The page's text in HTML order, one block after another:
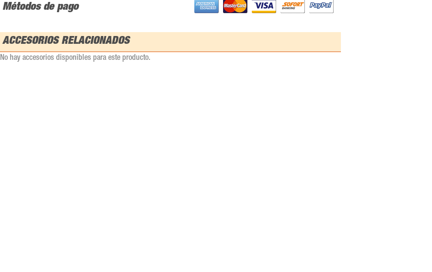
Métodos de pago
ACCESORIOS RELACIONADOS
No hay accesorios disponibles para este producto.